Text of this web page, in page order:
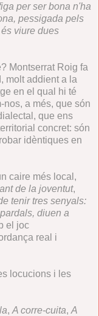
per ser bona n'ha
pessigada pels
viure dues
Montserrat Roig fa
molt addient a la
en el qual hi té
a més, que són
que ens
concret: són
idèntiques en
caire més local,
de la joventut,
tenir tres senyals:
diuen a
el joc
real i
locucions i les
, A corre-cuita, A